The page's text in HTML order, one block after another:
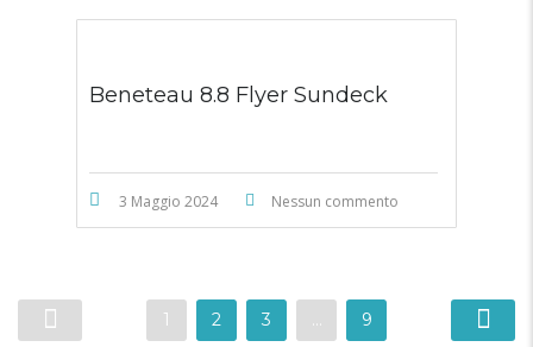
Beneteau 8.8 Flyer Sundeck
3 Maggio 2024 Nessun commento
1 2 3 … 9